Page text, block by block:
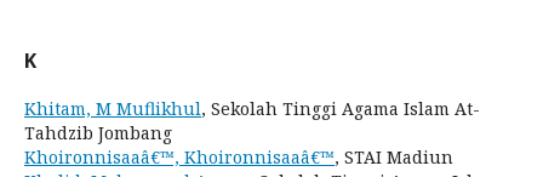
K
Khitam, M Muflikhul, Sekolah Tinggi Agama Islam At-
Tahdzib Jombang
Khoironnisaaâ€™, Khoironnisaaâ€™, STAI Madiun